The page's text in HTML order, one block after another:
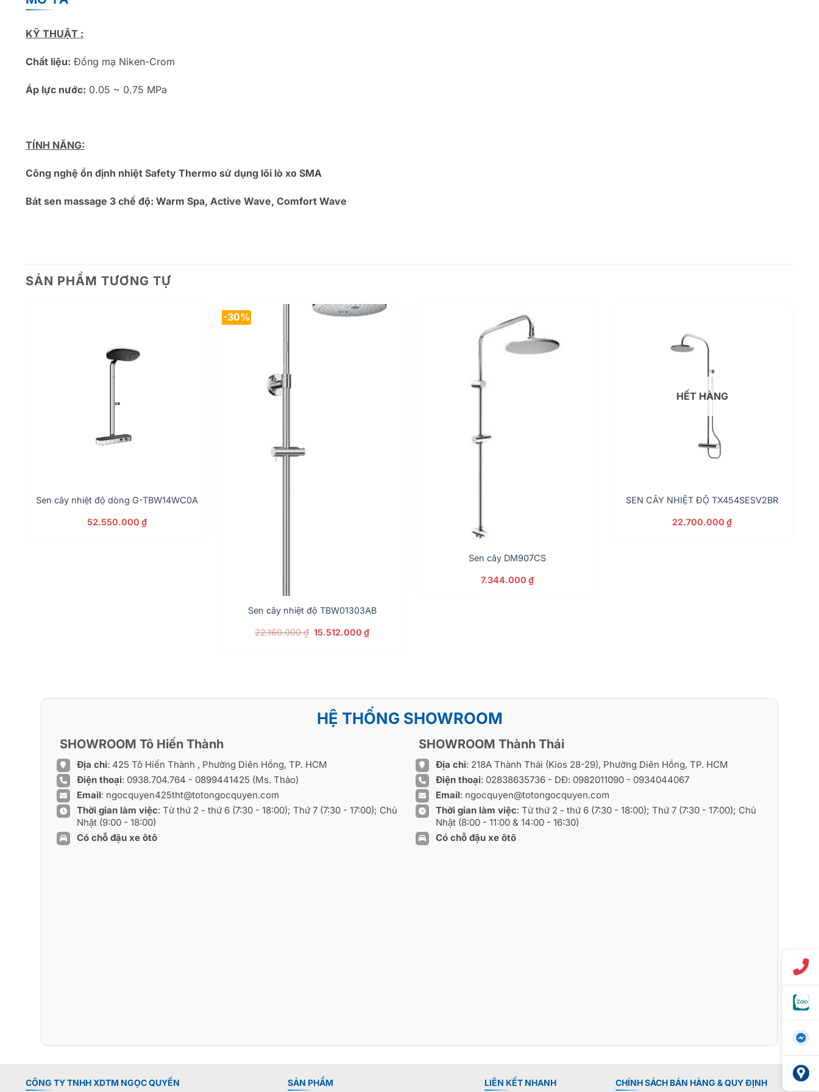
KỸ THUẬT :
Chất liệu: Đồng mạ Niken-Crom
Áp lực nước: 0.05 ~ 0.75 MPa
TÍNH NĂNG:
Công nghệ ổn định nhiệt Safety Thermo sử dụng lõi lò xo SMA
Bát sen massage 3 chế độ: Warm Spa, Active Wave, Comfort Wave
SẢN PHẨM TƯƠNG TỰ
Sen cây nhiệt độ dòng G-TBW14WC0A
52.550.000 ₫
-30%
Sen cây nhiệt độ TBW01303AB
22.160.000₫ Giá
15.512.000₫Giá
Sen cây DM907CS
7.344.000 ₫
HẾT HÀNG
SEN CÂY NHIỆT ĐỘ TX454SESV2BR
22.700.000 ₫
HỆ THỐNG SHOWROOM
SHOWROOM Tô Hiến Thành
Địa chỉ: 425 Tô Hiến Thành , Phường Diên Hồng, TP. HCM
Điện thoại: 0938.704.764 - 0899441425 (Ms. Thảo)
Email: ngocquyen425tht@totongocquyen.com
Thời gian làm việc: Từ thứ 2 - thứ 6 (7:30 - 18:00); Thứ 7 (7:30 - 17:00); Chủ
Nhật (9:00 - 18:00)
Có chỗ đậu xe ôtô
SHOWROOM Thành Thái
Địa chỉ: 218A Thành Thái (Kios 28-29), Phường Diên Hồng, TP. HCM
Điện thoại: 02838635736 - DĐ: 0982011090- 0934044067
Email: ngocquyen@totongocquyen.com
Thời gian làm việc: Từ thứ 2 - thứ 6 (7:30 - 18:00); Thứ 7 (7:30 - 17:00); Chủ
Nhật (8:00 - 11:00 & 14:00 - 16:30)
Có chỗ đậu xe ôtô
CÔNG TY TNHH XDTM NGỌC QUYẾN SẢN PHẨM LIÊN KẾT NHANH CHÍNH SÁCH BÁN HÀNG & QUY ĐỊNH